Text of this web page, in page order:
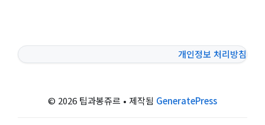
개인정보 처리방침
© 2026 팁과봉쥬르 • 제작됨 GeneratePress